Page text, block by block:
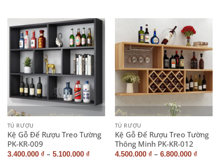
TỦ RƯỢU
Kệ Gỗ Để Rượu Treo Tường
PK-KR-009
3.400.000 ₫ – 5.100.000 ₫
TỦ RƯỢU
Kệ Gỗ Để Rượu Treo Tường
Thông Minh PK-KR-012
4.500.000 ₫ – 6.800.000 ₫